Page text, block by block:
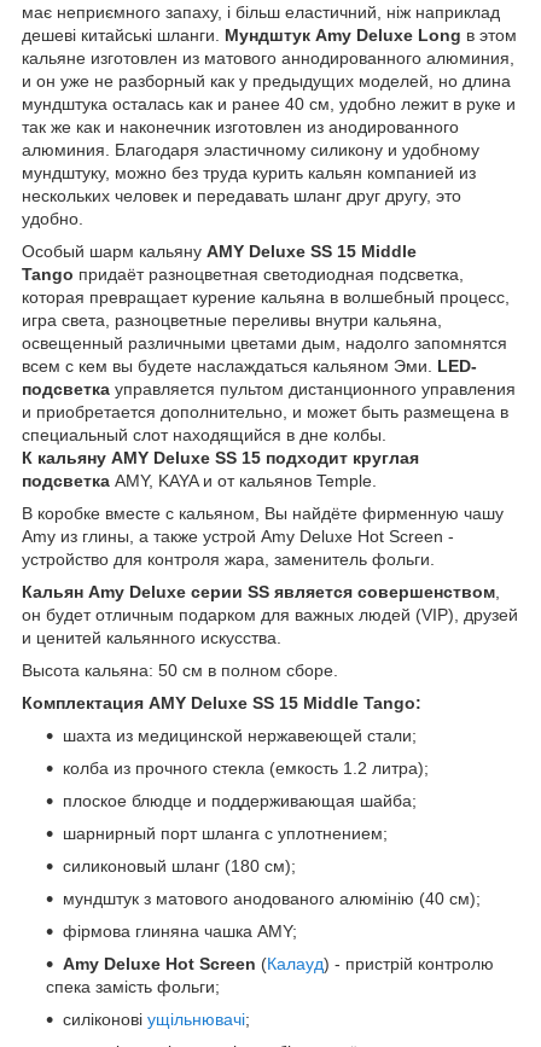
має неприємного запаху, і більш еластичний, ніж наприклад
дешеві китайські шланги. Мундштук Amy Deluxe Long в этом
кальяне изготовлен из матового аннодированного алюминия,
и он уже не разборный как у предыдущих моделей, но длина
мундштука осталась как и ранее 40 см, удобно лежит в руке и
так же как и наконечник изготовлен из анодированного
алюминия. Благодаря эластичному силикону и удобному
мундштуку, можно без труда курить кальян компанией из
нескольких человек и передавать шланг друг другу, это
удобно.
Особый шарм кальяну AMY Deluxe SS 15 Middle
Tango придаёт разноцветная светодиодная подсветка,
которая превращает курение кальяна в волшебный процесс,
игра света, разноцветные переливы внутри кальяна,
освещенный различными цветами дым, надолго запомнятся
всем с кем вы будете наслаждаться кальяном Эми. LED-
подсветка управляется пультом дистанционного управления
и приобретается дополнительно, и может быть размещена в
специальный слот находящийся в дне колбы.
К кальяну AMY Deluxe SS 15 подходит круглая
подсветка AMY, KAYA и от кальянов Temple.
В коробке вместе с кальяном, Вы найдёте фирменную чашу
Amy из глины, а также устрой Amy Deluxe Hot Screen -
устройство для контроля жара, заменитель фольги.
Кальян Amy Deluxe серии SS является совершенством
он будет отличным подарком для важных людей (VIP), друзей
и ценитей кальянного искусства.
Высота кальяна: 50 см в полном сборе.
Комплектация AMY Deluxe SS 15 Middle Tango:
шахта из медицинской нержавеющей стали;
колба из прочного стекла (емкость 1.2 литра);
плоское блюдце и поддерживающая шайба;
шарнирный порт шланга с уплотнением;
силиконовый шланг (180 см);
мундштук з матового анодованого алюмінію (40 см);
фірмова глиняна чашка AMY;
Amy Deluxe Hot Screen (Калауд) - пристрій контролю
спека замість фольги;
силіконові ущільнювачі;